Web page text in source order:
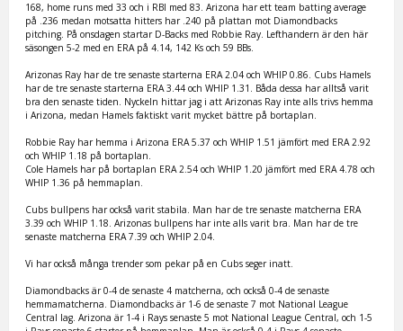
168, home runs med 33 och i RBI med 83. Arizona har ett team batting average
på .236 medan motsatta hitters har .240 på plattan mot Diamondbacks
pitching. På onsdagen startar D-Backs med Robbie Ray. Lefthandern är den här
säsongen 5-2 med en ERA på 4.14, 142 Ks och 59 BBs.
Arizonas Ray har de tre senaste starterna ERA 2.04 och WHIP 0.86. Cubs Hamels
har de tre senaste starterna ERA 3.44 och WHIP 1.31. Båda dessa har alltså varit
bra den senaste tiden. Nyckeln hittar jag i att Arizonas Ray inte alls trivs hemma
i Arizona, medan Hamels faktiskt varit mycket bättre på bortaplan.
Robbie Ray har hemma i Arizona ERA 5.37 och WHIP 1.51 jämfört med ERA 2.92
och WHIP 1.18 på bortaplan.
Cole Hamels har på bortaplan ERA 2.54 och WHIP 1.20 jämfört med ERA 4.78 och
WHIP 1.36 på hemmaplan.
Cubs bullpens har också varit stabila. Man har de tre senaste matcherna ERA
3.39 och WHIP 1.18. Arizonas bullpens har inte alls varit bra. Man har de tre
senaste matcherna ERA 7.39 och WHIP 2.04.
Vi har också många trender som pekar på en Cubs seger inatt.
Diamondbacks är 0-4 de senaste 4 matcherna, och också 0-4 de senaste
hemmamatcherna. Diamondbacks är 1-6 de senaste 7 mot National League
Central lag. Arizona är 1-4 i Rays senaste 5 mot National League Central, och 1-5